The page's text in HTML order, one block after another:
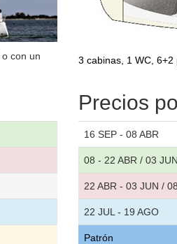
con un
3 cabinas, 1 WC, 6+2
Precios
16 SEP - 08 ABR
08 - 22 ABR / 03
22 ABR - 03 JUN /
22 JUL - 19 AGO
Patrón